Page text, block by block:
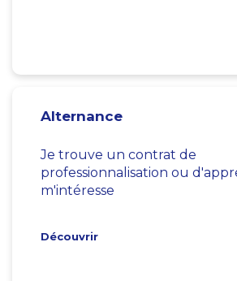
Alternance
Je trouve un contrat de
professionnalisation ou
m'intéresse
Découvrir